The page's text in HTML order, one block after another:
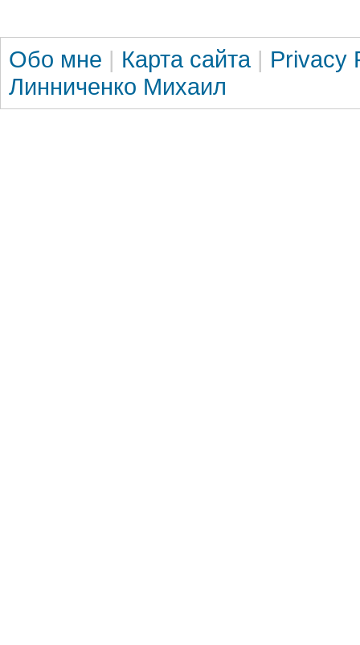
Обо мне | Карта сайта | Privacy
Линниченко Михаил